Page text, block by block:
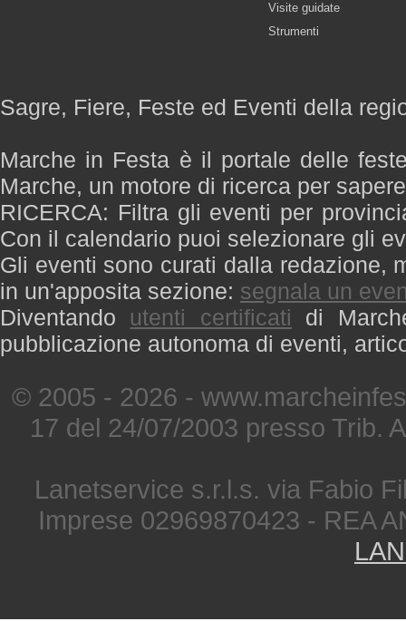
Visite guidate
Strumenti
Sagre, Fiere, Feste ed Eventi della
Marche in Festa è il portale delle
Marche, un motore di ricerca per
RICERCA: Filtra gli eventi per
Con il calendario puoi selezionare gli
Gli eventi sono curati dalla redazione,
in un'apposita sezione: segnala un
Diventando utenti certificati di
pubblicazione autonoma di eventi,
© 2005 - 2026 -
17 del 24/07/2003 presso Trib.
Lanetservice s.r.l.s. via Fabio
Imprese 02969870423 - REA